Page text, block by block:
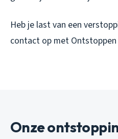
Heb je last van een
contact op met Ontstoppen
Onze